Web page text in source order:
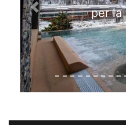
per la
Previous